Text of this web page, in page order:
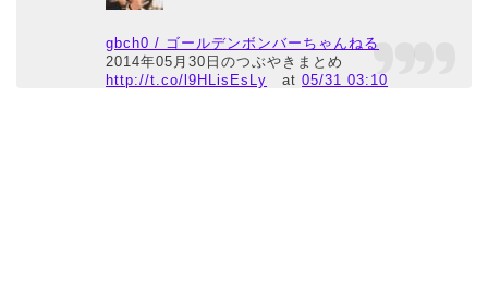
gbch0 / ゴールデンボンバーちゃんねる
2014年05月30日のつぶやきまとめ
http://t.co/l9HLisEsLy at05/31 03:10